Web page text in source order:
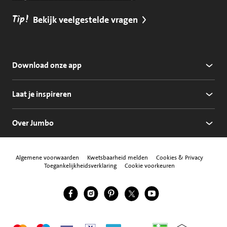
Tip! Bekijk veelgestelde vragen
Download onze app
Laat je inspireren
Over Jumbo
Algemene voorwaarden Kwetsbaarheid melden
Cookies & Privacy
Toegankelijkheidsverklaring
Cookie voorkeuren
Volg ons
Jumbo Facebook
Jumbo Instagram
Jumbo Pinterest
Jumbo Twitter
Jumbo YouTube